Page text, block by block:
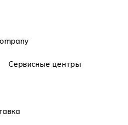
Сервисные центры